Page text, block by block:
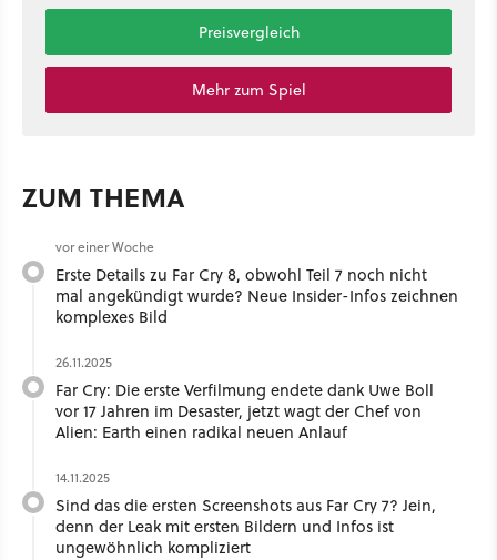
Preisvergleich
Mehr zum Spiel
ZUM THEMA
vor einer Woche
Erste Details zu Far Cry 8, obwohl Teil 7 noch nicht
mal angekündigt wurde? Neue Insider-Infos zeichnen
komplexes Bild
26.11.2025
Far Cry: Die erste Verfilmung endete dank Uwe Boll
vor 17 Jahren im Desaster, jetzt wagt der Chef von
Alien: Earth einen radikal neuen Anlauf
14.11.2025
Sind das die ersten Screenshots aus Far Cry 7? Jein,
denn der Leak mit ersten Bildern und Infos ist
ungewöhnlich kompliziert